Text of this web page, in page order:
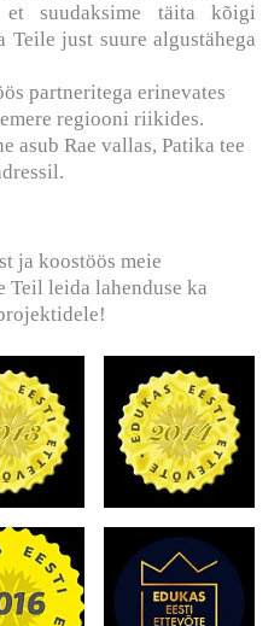
suudaksime täita kõigi
just suure algustähega
partneritega erinevates
regiooni riikides.
asub Rae vallas, Patika tee
ja koostöös meie
Teil leida lahenduse ka